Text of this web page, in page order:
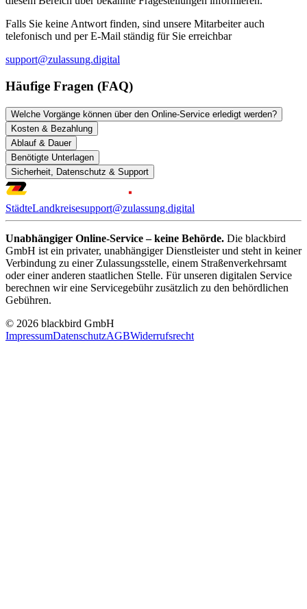
Falls Sie keine Antwort finden, sind unsere Mitarbeiter auch
telefonisch und per E-Mail ständig für Sie erreichbar
support@zulassung.digital
Häufige Fragen (FAQ)
Welche Vorgänge können über den Online-Service erledigt werden?
Kosten & Bezahlung
Ablauf & Dauer
Benötigte Unterlagen
Sicherheit, Datenschutz & Support
StädteLandkreisesupport@zulassung.digital
Unabhängiger Online-Service – keine Behörde. Die blackbird
GmbH ist ein privater, unabhängiger Dienstleister und steht in keiner
Verbindung zu einer Zulassungsstelle, einem Straßenverkehrsamt
oder einer anderen staatlichen Stelle. Für unseren digitalen Service
berechnen wir eine Servicegebühr zusätzlich zu den behördlichen
Gebühren.
© 2026 blackbird GmbH
ImpressumDatenschutzAGBWiderrufsrecht